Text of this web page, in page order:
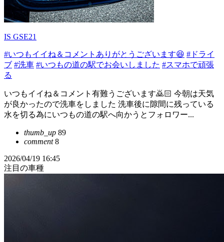
IS GSE21
#いつもイイね＆コメントありがとうございます😆 #ドライ
ブ #洗車 #いつもの道の駅でお会いしました #スマホで頑張
る
いつもイイね＆コメント有難うございます🙇🏻 今朝は天気
が良かったので洗車をしました 洗車後に隙間に残っている
水を切る為にいつもの道の駅へ向かうとフォロワー...
thumb_up 89
comment8
2026/04/19 16:45
注目の車種